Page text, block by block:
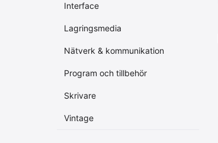
Interface
Lagringsmedia
Nätverk & kommunikation
Program och tillbehör
Skrivare
Vintage